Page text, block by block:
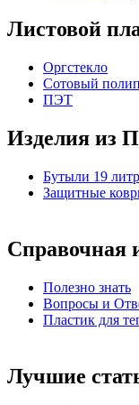
Листовой
Оргстекло
Cотовый
ПЭТ
Изделия из
Бутыли 19
Защитные
Справочная
Полезно знать
Вопросы и
Пластик для
Лучшие